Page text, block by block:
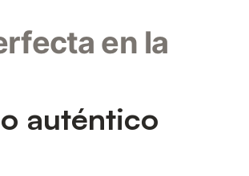
en la
auténtico